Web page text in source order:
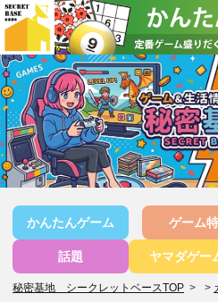
かんたんゲーム ゲーム
話題 ヤマダゲー
秘密基地 シークレットベースTOP >